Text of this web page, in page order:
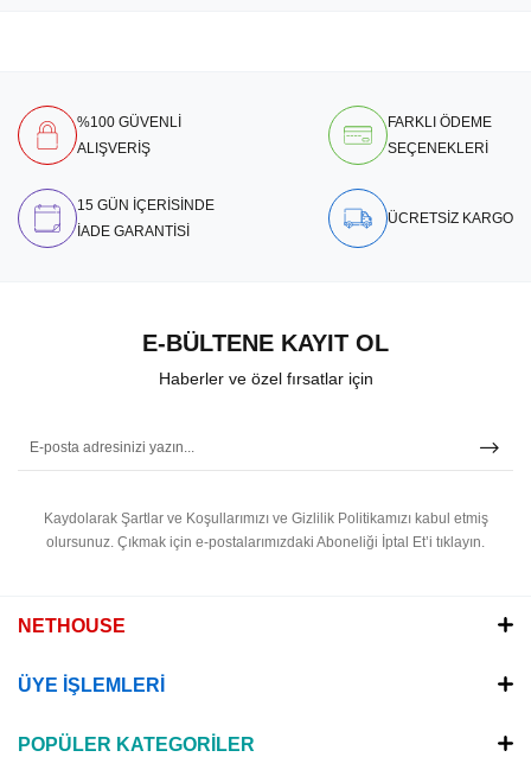
%100 GÜVENLİ
ALIŞVERİŞ
FARKLI ÖDEME
SEÇENEKLERİ
15 GÜN İÇERİSİNDE
İADE GARANTİSİ
ÜCRETSİZ KARGO
E-BÜLTENE KAYIT OL
Haberler ve özel fırsatlar için
Kaydolarak Şartlar ve Koşullarımızı ve Gizlilik Politikamızı kabul etmiş
olursunuz. Çıkmak için e-postalarımızdaki Aboneliği İptal Et’i tıklayın.
NETHOUSE
ÜYE İŞLEMLERİ
POPÜLER KATEGORİLER